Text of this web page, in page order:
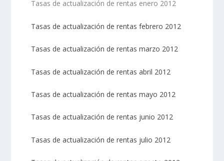
Tasas de actualización de rentas enero 2012
Tasas de actualización de rentas febrero 2012
Tasas de actualización de rentas marzo 2012
Tasas de actualización de rentas abril 2012
Tasas de actualización de rentas mayo 2012
Tasas de actualización de rentas junio 2012
Tasas de actualización de rentas julio 2012